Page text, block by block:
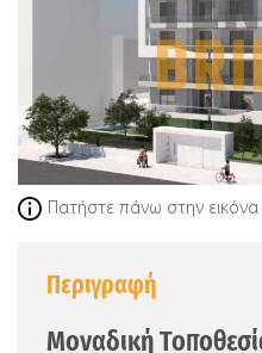
Πατήστε πάνω στην
Περιγραφή
Μοναδική